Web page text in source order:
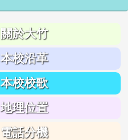
關於大竹
本校沿革
本校校歌
地理位置
電話分機